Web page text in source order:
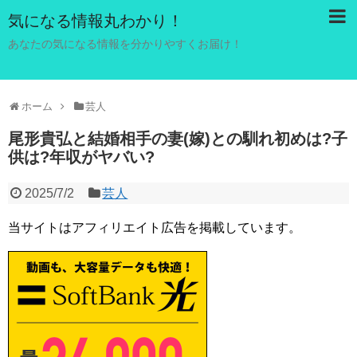
気になる情報丸わかり！
あなたの気になる情報を分かりやすくお届け！
ホーム 芸人
尾形貴弘と結婚相手の妻(嫁)との馴れ初めは?子
供は?年収がヤバい?
2025/7/2 芸人
当サイトはアフィリエイト広告を掲載しています。